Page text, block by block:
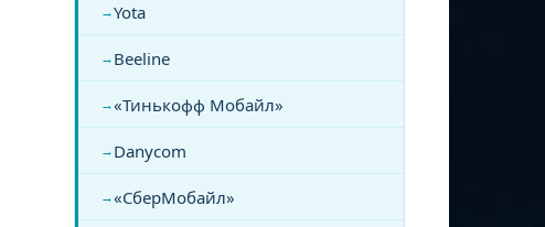
Yota
Beeline
«Тинькофф Мобайл»
Danycom
«СберМобайл»